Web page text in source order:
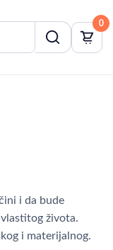
0
i da bude
života.
i materijalnog.